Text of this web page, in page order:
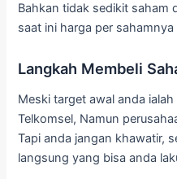
Bahkan tidak sedikit saham
saat ini harga per
Langkah Membeli
Meski target awal anda
Telkomsel, Namun
Tapi anda jangan khawatir,
langsung yang bisa anda